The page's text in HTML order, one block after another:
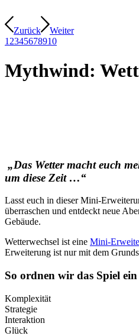
Zurück
Weiter
1 2345678910
Mythwind:
„Das Wetter macht euch
um diese Zeit …“
Lasst euch in dieser Mini-
überraschen und entdeckt neue
Gebäude.
Wetterwechsel ist eine Mini-
Erweiterung ist nur mit dem
So ordnen wir das Spiel ein
Komplexität
Strategie
Interaktion
Glück